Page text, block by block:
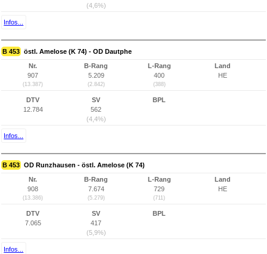
(4,6%)
Infos...
B 453 östl. Amelose (K 74) - OD Dautphe
Nr.
907
(13.387)
B-Rang
5.209
(2.842)
L-Rang
400
(388)
Land
HE
DTV
12.784
SV
562
(4,4%)
BPL
Infos...
B 453 OD Runzhausen - östl. Amelose (K 74)
Nr.
908
(13.386)
B-Rang
7.674
(5.279)
L-Rang
729
(711)
Land
HE
DTV
7.065
SV
417
(5,9%)
BPL
Infos...